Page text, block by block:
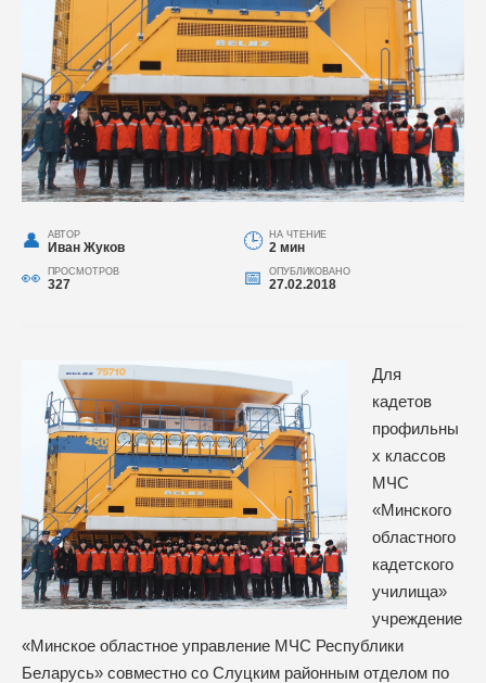
АВТОР
Иван Жуков
НА ЧТЕНИЕ
2 мин
ПРОСМОТРОВ
327
ОПУБЛИКОВАНО
27.02.2018
Для
кадетов
профильны
х классов
МЧС
«Минского
областного
кадетского
училища»
учреждение
«Минское областное управление МЧС Республики
Беларусь» совместно со Слуцким районным отделом по